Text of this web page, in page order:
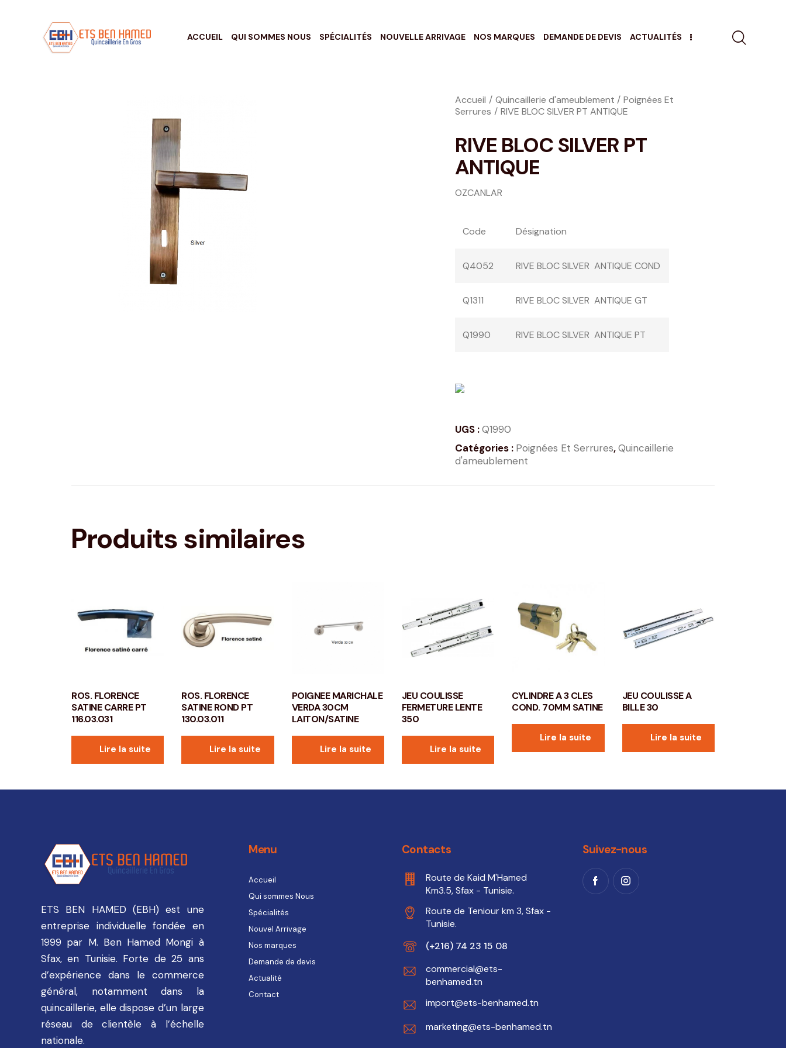
ACCUEIL QUI SOMMES NOUS SPÉCIALITÉS NOUVELLE ARRIVAGE NOS MARQUES DEMANDE DE DEVIS ACTUALITÉS
Accueil Quincaillerie d'ameublement
Poignées Et
Serrures
RIVE BLOC SILVER PT ANTIQUE
RIVE BLOC SILVER PT
ANTIQUE
OZCANLAR
Code Désignation
Q4052 RIVE BLOC SILVER ANTIQUE COND
Q1311 RIVE BLOC SILVER ANTIQUE GT
Q1990 RIVE BLOC SILVER ANTIQUE PT
UGS :Q1990
Catégories : Poignées Et Serrures,Quincaillerie
d'ameublement
Produits similaires
ROS. FLORENCE
SATINE CARRE PT
116.03.031
Lire la suite
ROS. FLORENCE
SATINE ROND PT
130.03.011
Lire la suite
POIGNEE MARICHALE
VERDA 30CM
LAITON/SATINE
Lire la suite
JEU COULISSE
FERMETURE LENTE
350
Lire la suite
CYLINDRE A 3 CLES
COND. 70MM SATINE
Lire la suite
JEU COULISSE A
BILLE 30
Lire la suite
ETS BEN HAMED (EBH) est une
entreprise individuelle fondée en
1999 par M. Ben Hamed Mongi à
Sfax, en Tunisie. Forte de 25 ans
d’expérience dans le commerce
général, notamment dans la
quincaillerie, elle dispose d’un large
réseau de clientèle à l’échelle
nationale.
Menu
Accueil
Qui sommes Nous
Spécialités
Nouvel Arrivage
Nos marques
Demande de devis
Actualité
Contact
Contacts
Route de Kaid M'Hamed
Km3.5, Sfax - Tunisie.
Route de Teniour km 3, Sfax -
Tunisie.
(+216) 74 23 15 08
commercial@ets-
benhamed.tn
import@ets-benhamed.tn
marketing@ets-benhamed.tn
Suivez-nous